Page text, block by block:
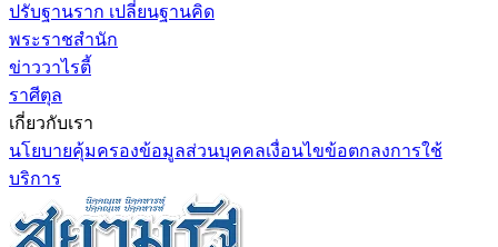
ปรับฐานราก เปลี่ยนฐานคิด
พระราชสำนัก
ข่าววาไรตี้
ราศีตุล
เกี่ยวกับเรา
นโยบายคุ้มครองข้อมูลส่วนบุคคลเงื่อนไขข้อตกลงการใช้
บริการ